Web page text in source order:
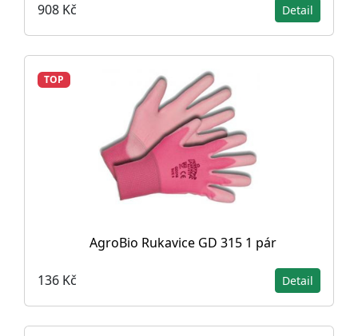
908 Kč Detail
TOP
AgroBio Rukavice GD 315 1 pár
136 Kč Detail